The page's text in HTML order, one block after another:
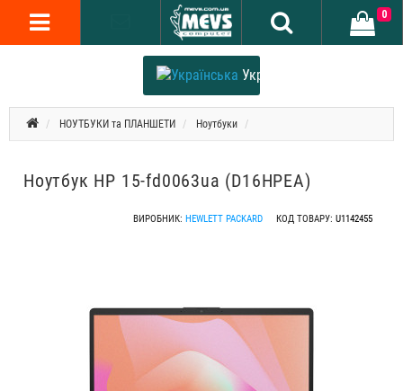
Українська
0
НОУТБУКИ та ПЛАНШЕТИ Ноутбуки
Ноутбук HP 15-fd0063ua (D16HPEA)
ВИРОБНИК: HEWLETT PACKARD КОД ТОВАРУ: U1142455